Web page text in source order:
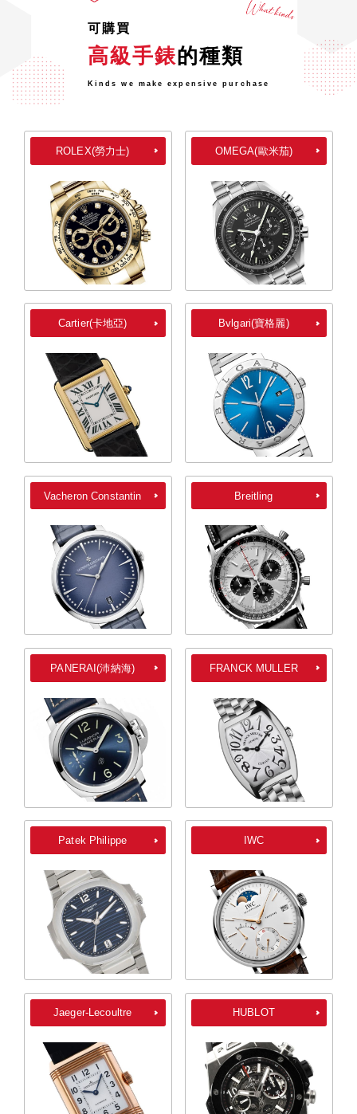
可購買
高級手錶的種類
Kinds we make expensive purchase
ROLEX(勞力士) OMEGA(歐米茄)
Cartier(卡地亞) Bvlgari(寶格麗)
Vacheron Constantin Breitling
PANERAI(沛納海) FRANCK MULLER
Patek Philippe IWC
Jaeger-Lecoultre HUBLOT